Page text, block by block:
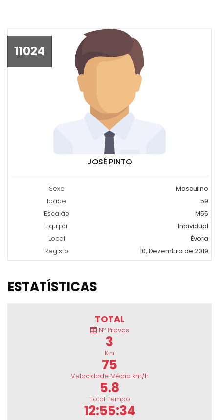
11024
JOSÉ PINTO
Sexo
Masculino
Idade
59
Escalão
M55
Equipa
Individual
Local
Évora
Registo
10, Dezembro de 2019
ESTATÍSTICAS
TOTAL
Nº Provas
3
Km
75
Velocidade Média km/h
5.8
Total Tempo
12:55:34